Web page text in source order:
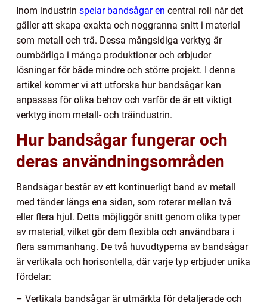
Inom industrin spelar bandsågar en central roll när det
gäller att skapa exakta och noggranna snitt i material
som metall och trä. Dessa mångsidiga verktyg är
oumbärliga i många produktioner och erbjuder
lösningar för både mindre och större projekt. I denna
artikel kommer vi att utforska hur bandsågar kan
anpassas för olika behov och varför de är ett viktigt
verktyg inom metall- och träindustrin.
Hur bandsågar fungerar och
deras användningsområden
Bandsågar består av ett kontinuerligt band av metall
med tänder längs ena sidan, som roterar mellan två
eller flera hjul. Detta möjliggör snitt genom olika typer
av material, vilket gör dem flexibla och användbara i
flera sammanhang. De två huvudtyperna av bandsågar
är vertikala och horisontella, där varje typ erbjuder unika
fördelar:
– Vertikala bandsågar är utmärkta för detaljerade och